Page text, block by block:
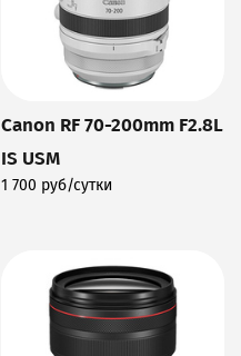
Canon RF 70-200mm F2.8L
IS USM
1 700 руб/сутки